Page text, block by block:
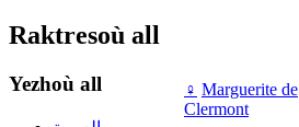
♀ Marguerite de
Clermont
Raktresoù all
Yezhoù all